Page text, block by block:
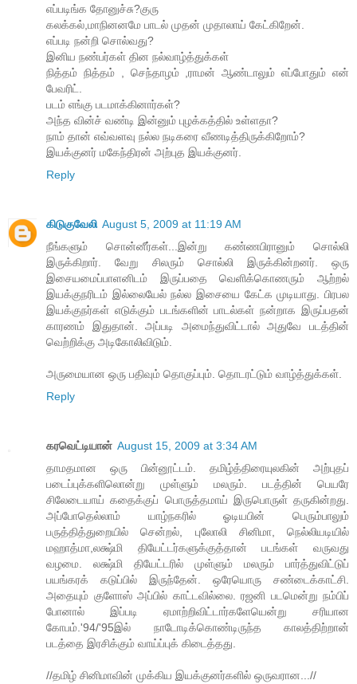
எப்படிங்க தோனுச்சு?குரு
கலக்கல்,மாநினனமே பாடல் முதன் முதாலாய் கேட்கிறேன்.
எப்படி நன்றி சொல்வது?
இனிய நண்பர்கள் தின நல்வாழ்த்துக்கள்
நித்தம் நித்தம் , செந்தாழம் ,ராமன் ஆண்டாலும் எப்போதும் என்
பேவரிட்.
படம் எங்கு படமாக்கினார்கள்?
அந்த வின்ச் வண்டி இன்னும் புழக்கத்தில் உள்ளதா?
நாம் தான் எவ்வளவு நல்ல நடிகரை வீணடித்திருக்கிறோம்?
இயக்குனர் மகேந்திரன் அற்புத இயக்குனர்.
Reply
கிடுகுவேலி August 5, 2009 at 11:19 AM
நீங்களும் சொன்னீர்கள்...இன்று கண்ணபிரானும் சொல்லி
இருக்கிறார். வேறு சிலரும் சொல்லி இருக்கின்றனர். ஒரு
இசையமைப்பாளனிடம் இருப்பதை வெளிக்கொணரும் ஆற்றல்
இயக்குநரிடம் இல்லையேல் நல்ல இசையை கேட்க முடியாது. பிரபல
இயக்குநர்கள் எடுக்கும் படங்களின் பாடல்கள் நன்றாக இருப்பதன்
காரணம் இதுதான். அப்படி அமைந்துவிட்டால் அதுவே படத்தின்
வெற்றிக்கு அடிகோலிவிடும்.
அருமையான ஒரு பதிவும் தொகுப்பும். தொடரட்டும் வாழ்த்துக்கள்.
Reply
கரவெட்டியான் August 15, 2009 at 3:34 AM
தாமதமான ஒரு பின்னூட்டம். தமிழ்த்திரையுலகின் அற்புதப்
படைப்புக்களிலொன்று முள்ளும் மலரும். படத்தின் பெயரே
சிலேடையாய் கதைக்குப் பொருத்தமாய் இருபொருள் தருகின்றது.
அப்போதெல்லாம் யாழ்நகரில் ஓடியபின் பெரும்பாலும்
பருத்தித்துறையில் சென்றல், புலோலி சினிமா, நெல்லியடியில்
மஹாத்மா,லக்ஷ்மி தியேட்டர்களுக்குத்தான் படங்கள் வருவது
வழமை. லக்ஷ்மி தியேட்டரில் முள்ளும் மலரும் பார்த்துவிட்டுப்
பயங்கரக் கடுப்பில் இருந்தேன். ஒரேயொரு சண்டைக்காட்சி.
அதையும் குளோஸ் அப்பில் காட்டவில்லை. ரஜனி படமென்று நம்பிப்
போனால் இப்படி ஏமாற்றிவிட்டார்களேயென்று சரியான
கோபம்.'94/'95இல் நாடோடிக்கொண்டிருந்த காலத்திற்றான்
படத்தை இரசிக்கும் வாய்ப்புக் கிடைத்தது.
//தமிழ் சினிமாவின் முக்கிய இயக்குனர்களில் ஒருவரான...//